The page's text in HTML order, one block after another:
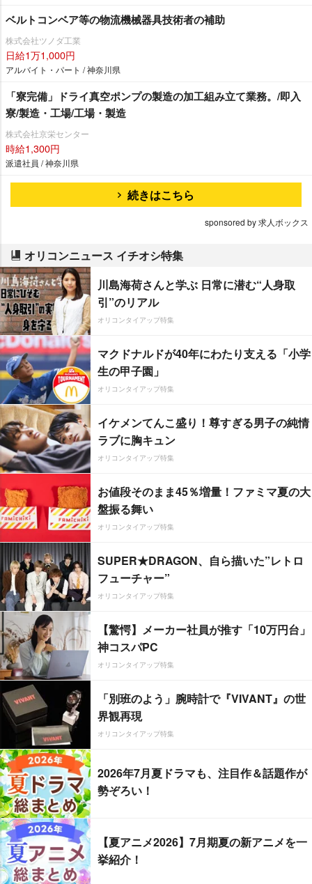
ベルトコンベア等の物流機械器具技術者の補助
株式会社ツノダ工業
日給1万1,000円
アルバイト・パート / 神奈川県
「寮完備」ドライ真空ポンプの製造の加工組み立て業務。/即入
寮/製造・工場/工場・製造
株式会社京栄センター
時給1,300円
派遣社員 / 神奈川県
続きはこちら
sponsored by 求人ボックス
オリコンニュース イチオシ特集
川島海荷さんと学ぶ 日常に潜む“人身取
引”のリアル
オリコンタイアップ特集
マクドナルドが40年にわたり支える「小学
生の甲子園」
オリコンタイアップ特集
イケメンてんこ盛り！尊すぎる男子の純情
ラブに胸キュン
オリコンタイアップ特集
お値段そのまま45％増量！ファミマ夏の大
盤振る舞い
オリコンタイアップ特集
SUPER★DRAGON、自ら描いた”レトロ
フューチャー”
オリコンタイアップ特集
【驚愕】メーカー社員が推す「10万円台」
神コスパPC
オリコンタイアップ特集
「別班のよう」腕時計で『VIVANT』の世
界観再現
オリコンタイアップ特集
2026年7月夏ドラマも、注目作＆話題作が
勢ぞろい！
【夏アニメ2026】7月期夏の新アニメを一
挙紹介！